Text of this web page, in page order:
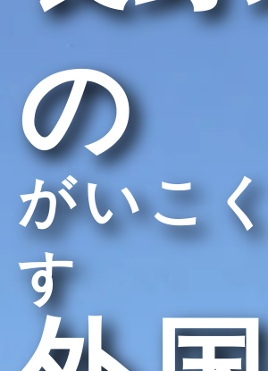
の
がいこ
す